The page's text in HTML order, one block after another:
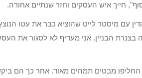
חייך איש העסקים וחזר שנתיים אחורה.
עם מיסטר לייט שהוציא כבר את עטו
הבניין. אני מעדיף לא לסגור את
החליפו מבטים תמהים מאוד. אחר כך הם